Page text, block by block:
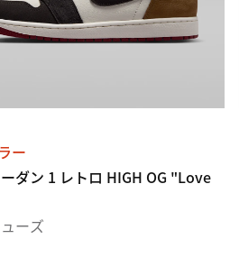
ー
ダン 1 レトロ HIGH OG "Love
ーズ